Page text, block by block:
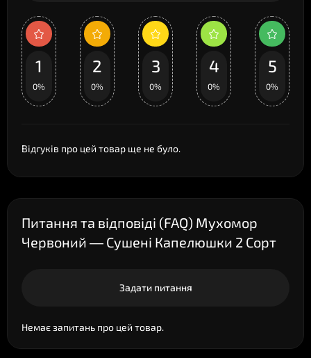
1
0%
2
0%
3
0%
4
0%
5
0%
Відгуків про цей товар ще не було.
Питання та відповіді (FAQ) Мухомор
Червоний — Сушені Капелюшки 2 Сорт
Задати питання
Немає запитань про цей товар.